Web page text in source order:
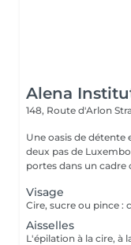
Alena
148, Route d'Arlon
Une oasis de détente
deux pas de
portes dans un cadre
Visage
Aisselles